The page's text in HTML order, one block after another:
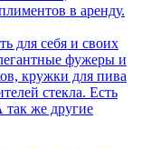
в аренду.
для себя и своих
фужеры и
кружки для пива
стекла. Есть
так же другие